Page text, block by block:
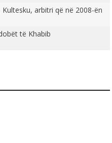
Kultesku, arbitri që në 2008-ën
të Khabib